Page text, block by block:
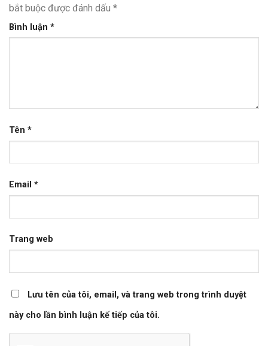
bắt buộc được đánh dấu *
Bình luận *
Tên *
Email *
Trang web
Lưu tên của tôi, email, và trang web trong trình duyệt
này cho lần bình luận kế tiếp của tôi.